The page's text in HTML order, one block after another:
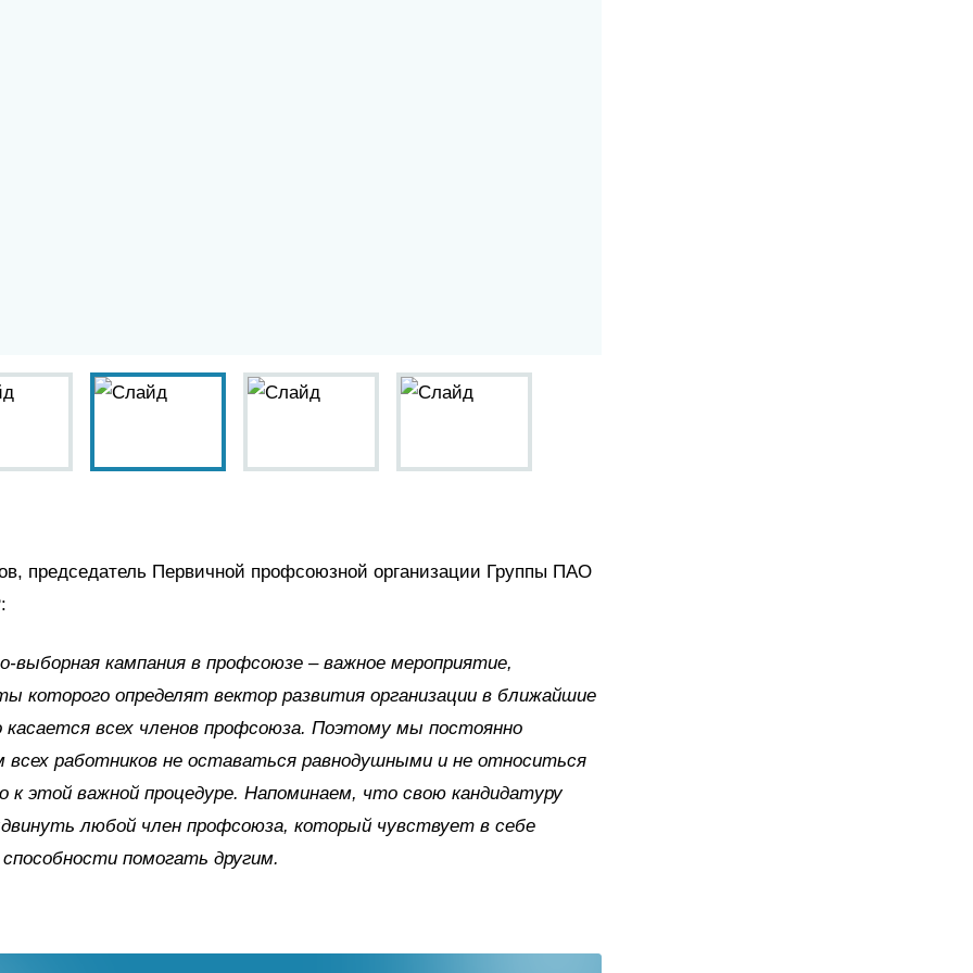
председатель Первичной профсоюзной организации Группы ПАО
выборная кампания в профсоюзе – важное мероприятие,
которого определят вектор развития организации в ближайшие
всех членов профсоюза. Поэтому мы постоянно
всех работников не оставаться равнодушными и не относиться
к этой важной процедуре. Напоминаем, что свою кандидатуру
любой член профсоюза, который чувствует в себе
помогать другим.